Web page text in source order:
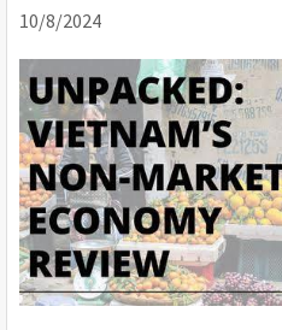
10/8/2024